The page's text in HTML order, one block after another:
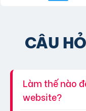
CÂU
Làm thế nào
website?